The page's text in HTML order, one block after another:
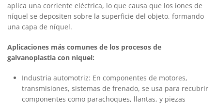
aplica una corriente eléctrica, lo que causa que los iones de
níquel se depositen sobre la superficie del objeto, formando
una capa de níquel.
Aplicaciones más comunes de los procesos de
galvanoplastia con niquel:
Industria automotriz: En componentes de motores,
transmisiones, sistemas de frenado, se usa para recubrir
componentes como parachoques, llantas, y piezas